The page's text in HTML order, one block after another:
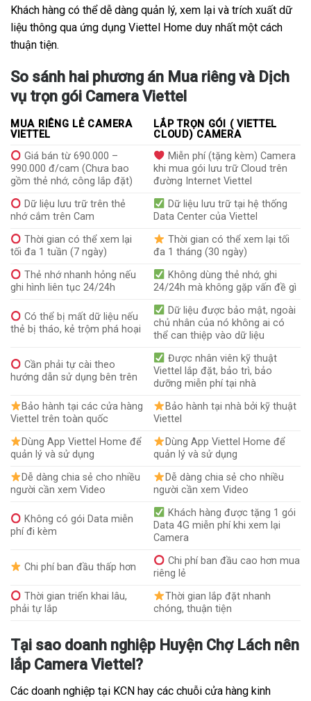
Khách hàng có thể dễ dàng quản lý, xem lại và trích xuất dữ
liệu thông qua ứng dụng Viettel Home duy nhất một cách
thuận tiện.
So sánh hai phương án Mua riêng và Dịch
vụ trọn gói Camera Viettel
MUA RIÊNG LẺ CAMERA
VIETTEL
LẮP TRỌN GÓI ( VIETTEL
CLOUD) CAMERA
Giá bán từ 690.000 –
990.000 đ/cam (Chưa bao
gồm thẻ nhớ, công lắp đặt)
Miễn phí (tặng kèm) Camera
khi mua gói lưu trữ Cloud trên
đường Internet Viettel
Dữ liệu lưu trữ trên thẻ
nhớ cắm trên Cam
Dữ liệu lưu trữ tại hệ thống
Data Center của Viettel
Thời gian có thể xem lại
tối đa 1 tuần (7 ngày)
Thời gian có thể xem lại tối
đa 1 tháng (30 ngày)
Thẻ nhớ nhanh hỏng nếu
ghi hình liên tục 24/24h
Không dùng thẻ nhớ, ghi
24/24h mà không gặp vấn đề gì
Có thể bị mất dữ liệu nếu
thẻ bị tháo, kẻ trộm phá hoại
Dữ liệu được bảo mật, ngoài
chủ nhân của nó không ai có
thể can thiệp vào dữ liệu
Cần phải tự cài theo
hướng dẫn sử dụng bên trên
Được nhân viên kỹ thuật
Viettel lắp đặt, bảo trì, bảo
dưỡng miễn phí tại nhà
Bảo hành tại các cửa hàng
Viettel trên toàn quốc
Bảo hành tại nhà bởi kỹ thuật
Viettel
Dùng App Viettel Home để
quản lý và sử dụng
Dùng App Viettel Home để
quản lý và sử dụng
Dễ dàng chia sẻ cho nhiều
người cần xem Video
Dễ dàng chia sẻ cho nhiều
người cần xem Video
Không có gói Data miễn
phí đi kèm
Khách hàng được tặng 1 gói
Data 4G miễn phí khi xem lại
Camera
Chi phí ban đầu thấp hơn
Chi phí ban đầu cao hơn mua
riêng lẻ
Thời gian triển khai lâu,
phải tự lắp
Thời gian lắp đặt nhanh
chóng, thuận tiện
Tại sao doanh nghiệp Huyện Chợ Lách nên
lắp Camera Viettel?
Các doanh nghiệp tại KCN hay các chuỗi cửa hàng kinh